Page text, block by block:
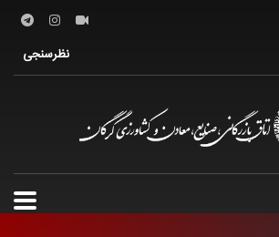
نظرسنجی